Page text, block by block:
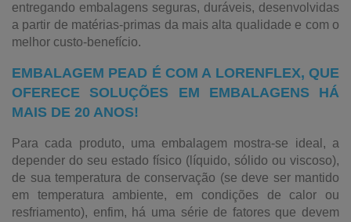
entregando embalagens seguras, duráveis, desenvolvidas
a partir de matérias-primas da mais alta qualidade e com o
melhor custo-benefício.
EMBALAGEM PEAD É COM A LORENFLEX, QUE
OFERECE SOLUÇÕES EM EMBALAGENS HÁ
MAIS DE 20 ANOS!
Para cada produto, uma embalagem mostra-se ideal, a
depender do seu estado físico (líquido, sólido ou viscoso),
de sua temperatura de conservação (se deve ser mantido
em temperatura ambiente, em condições de calor ou
resfriamento), enfim, há uma série de fatores que devem